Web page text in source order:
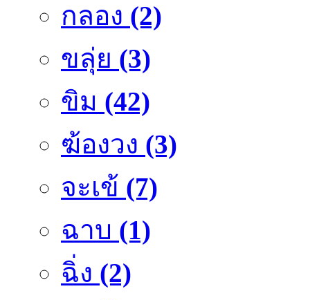
กลอง (2)
ขลุ่ย (3)
ขิม (42)
ฆ้องวง (3)
จะเข้ (7)
ฉาบ (1)
ฉิ่ง (2)